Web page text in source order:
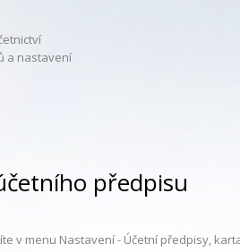
a nastavení
předpisu
v menu Nastavení - Účetní předpisy,